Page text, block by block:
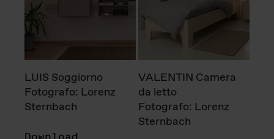
LUIS Soggiorno
Fotografo: Lorenz
Sternbach
VALENTIN Camera
da letto
Fotografo: Lorenz
Sternbach